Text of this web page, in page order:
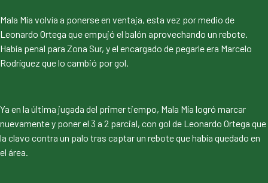
Mala Mía volvía a ponerse en ventaja, esta vez por medio de
Leonardo Ortega que empujó el balón aprovechando un rebote.
Había penal para Zona Sur, y el encargado de pegarle era Marcelo
Rodríguez que lo cambió por gol.
Ya en la última jugada del primer tiempo, Mala Mía logró marcar
nuevamente y poner el 3 a 2 parcial, con gol de Leonardo Ortega que
la clavo contra un palo tras captar un rebote que había quedado en
el área.